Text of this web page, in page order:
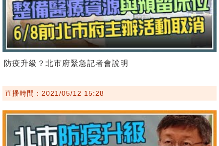
防疫升級？北市府緊急記者會說明
直播時間：2021/05/12 15:28